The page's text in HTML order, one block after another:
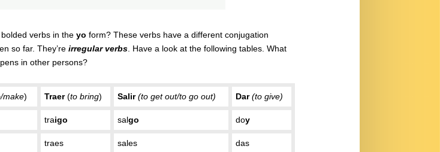
verbs in the yo form? These verbs have a different conjugation
so far. They’re irregular verbs. Have a look at the following tables. What
in other persons?
make) Traer(to bring) Salir(to get out/to go out) Dar(to give)
traigo salgo doy
traes sales das